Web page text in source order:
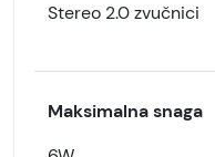
Stereo 2.0 zvučnici
Maksimalna snaga